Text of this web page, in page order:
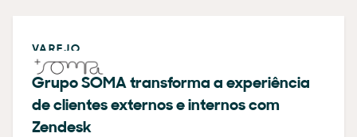
VAREJO
Grupo SOMA transforma a experiência
de clientes externos e internos com
Zendesk